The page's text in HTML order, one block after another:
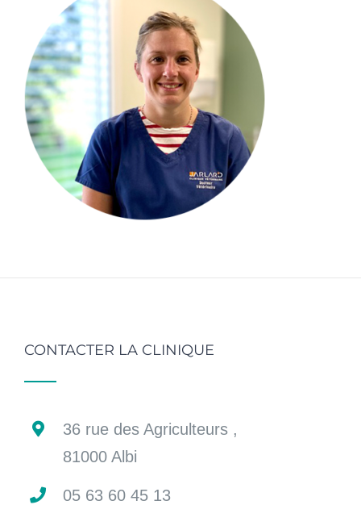
CONTACTER LA CLINIQUE
36 rue des Agriculteurs ,
81000 Albi
05 63 60 45 13